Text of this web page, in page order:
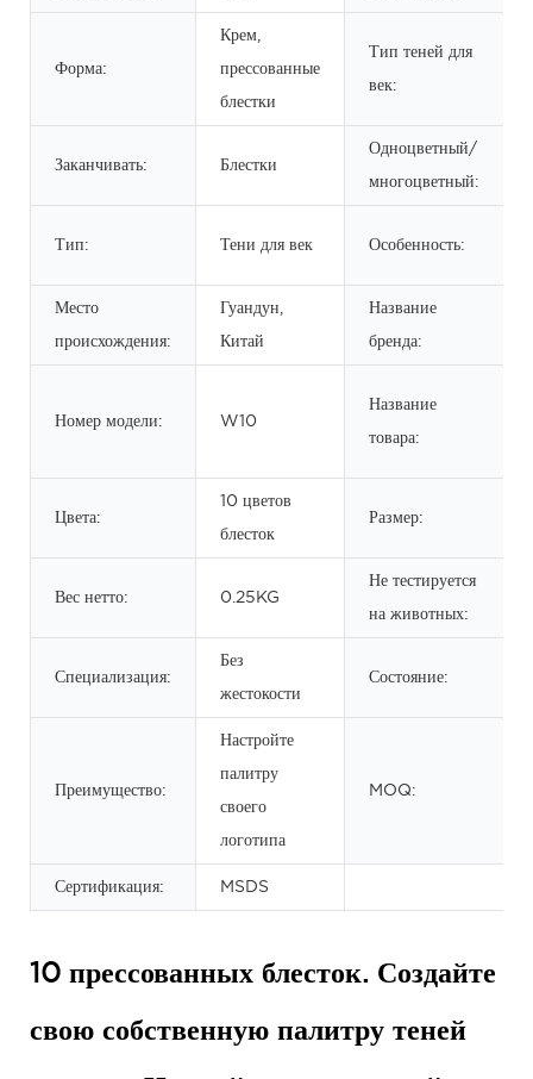
Форма:
Крем,
прессованные
блестки
Тип теней для
век:
Заканчивать: Блестки
Одноцветный/
многоцветный:
Тип: Тени для век Особенность:
Место
происхождения:
Гуандун,
Китай
Название
бренда:
Номер модели: W10
Название
товара:
Цвета:
10 цветов
блесток
Размер:
Вес нетто: 0.25KG
Не тестируется
на животных:
Специализация:
Без
жестокости
Состояние:
Преимущество:
Настройте
палитру
своего
логотипа
MOQ:
Сертификация: MSDS
10 прессованных блесток. Создайте
свою собственную палитру теней